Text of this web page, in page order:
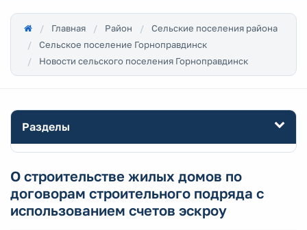
Главная Район
Сельские поселения района
Сельское поселение Горноправдинск
Новости сельского поселения Горноправдинск
Разделы
О строительстве жилых домов по
договорам строительного подряда с
использованием счетов эскроу